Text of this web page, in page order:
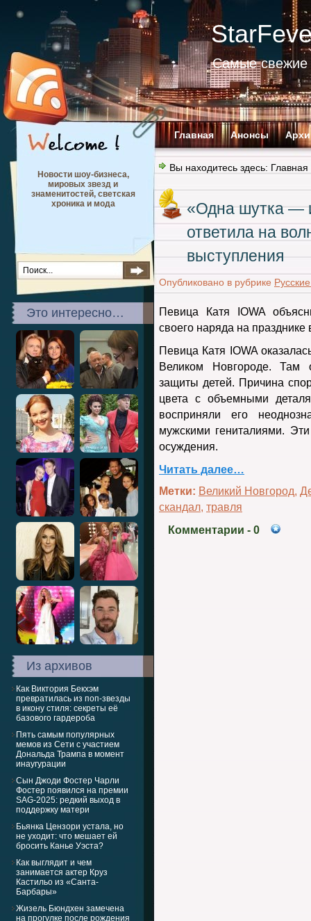
Самые свежие
Главная Анонсы
Новости шоу-бизнеса,
мировых звезд и
знаменитостей, светская
хроника и мода
Это интересно…
Из архивов
Как Виктория Бекхэм
превратилась из поп-звезды
в икону стиля: секреты её
базового гардероба
Пять самым популярных
мемов из Сети с участием
Дональда Трампа в момент
инаугурации
Сын Джоди Фостер Чарли
Фостер появился на премии
SAG-2025: редкий выход в
поддержку матери
Бьянка Цензори устала, но
не уходит: что мешает ей
бросить Канье Уэста?
Как выглядит и чем
занимается актер Круз
Кастильо из «Санта-
Барбары»
Жизель Бюндхен замечена
на прогулке после рождения
Вы находитесь здесь: Главная
«Одна шутка —
ответила на
выступления
Опубликовано в рубрике
Певица Катя IOWA
своего наряда на
Певица Катя IOWA
Великом Новгороде. Там
защиты детей. Причина
цвета с объемными
восприняли его
мужскими гениталиями.
осуждения.
Читать далее…
Метки: Великий Новгород,
скандал, травля
Комментарии - 0